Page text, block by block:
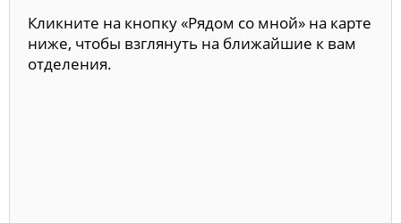
Кликните на кнопку «Рядом со мной» на карте
ниже, чтобы взглянуть на ближайшие к вам
отделения.